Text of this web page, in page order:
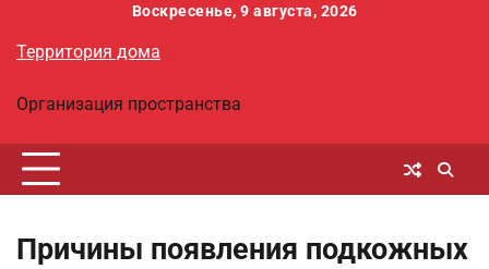
содержимому
Воскресенье, 9 августа, 2026
Территория дома
Организация пространства
Причины появления подкожных